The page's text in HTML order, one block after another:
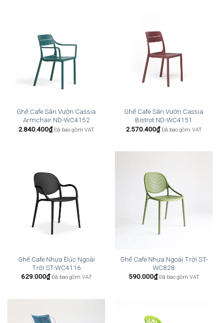
Ghế Cafe Sân Vườn Cassia
Armchair ND-WC4152
2.840.400₫ Đã bao gồm VAT
Ghế Cafe Sân Vườn Cassia
Bistrot ND-WC4151
2.570.400₫ Đã bao gồm VAT
Ghế Cafe Nhựa Đúc Ngoài
Trời ST-WC4116
629.000₫ Đã bao gồm VAT
Ghế Cafe Nhựa Ngoài Trời ST-
WC828
590.000₫ Đã bao gồm VAT